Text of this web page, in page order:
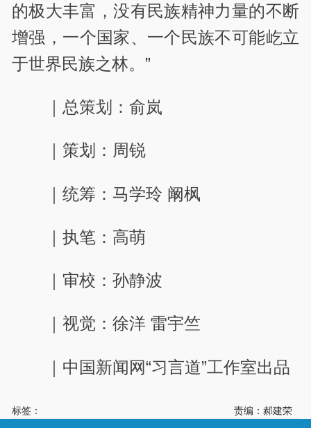
的极大丰富，没有民族精神力量的不断
增强，一个国家、一个民族不可能屹立
于世界民族之林。”
｜总策划：俞岚
｜策划：周锐
｜统筹：马学玲 阚枫
｜执笔：高萌
｜审校：孙静波
｜视觉：徐洋 雷宇竺
｜中国新闻网“习言道”工作室出品
标签： 责编：郝建荣